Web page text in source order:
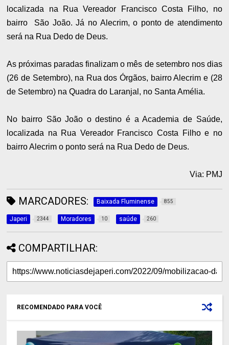
localizada na Rua Vereador Francisco Costa Filho, no
bairro São João. Já no Alecrim, o ponto de atendimento
será na Rua Dedo de Deus.
As próximas paradas finalizam o mês de setembro nos dias
(26 de Setembro), na Rua dos Órgãos, bairro Alecrim e (28
de Setembro) na Quadra do Laranjal, no Santa Amélia.
No bairro São João o destino é a Academia de Saúde,
localizada na Rua Vereador Francisco Costa Filho e no
bairro Alecrim o ponto será na Rua Dedo de Deus.
Via: PMJ
MARCADORES: Baixada Fluminense 855
Japeri 2344 Moradores 10 saúde 260
COMPARTILHAR:
RECOMENDADO PARA VOCÊ